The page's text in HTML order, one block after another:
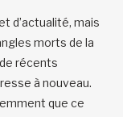
d’actualité, mais
morts de la
récents
à nouveau.
que ce